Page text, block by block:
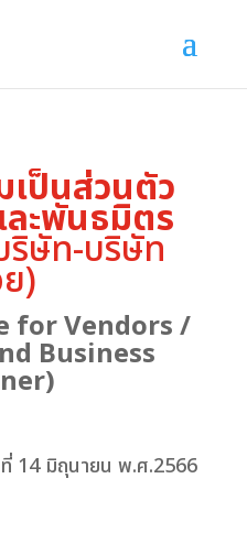
เป็นส่วนตัว
ะพันธมิตร
ริษัท-บริษัท
)
for Vendors /
Business
14 มิถุนายน พ.ศ.2566